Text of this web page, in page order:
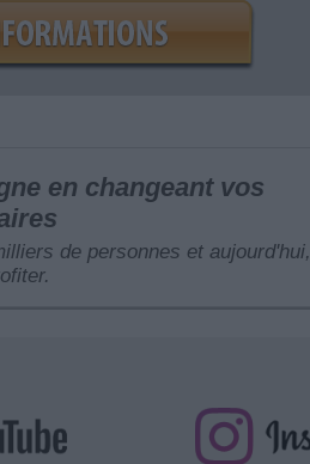
en changeant vos
de personnes et aujourd'hui,